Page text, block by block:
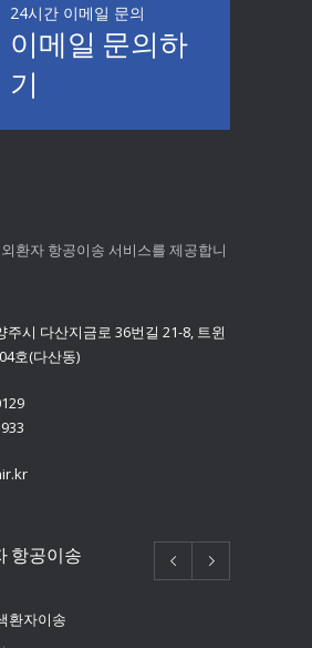
24시간 이메일 문의
이메일 문의하
기
환자 항공이송 서비스를 제공합니
주시 다산지금로 36번길 21-8, 트윈
호(다산동)
항공이송
환자이송